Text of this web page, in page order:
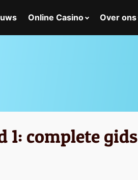
Online Casino Over ons
1: complete gids